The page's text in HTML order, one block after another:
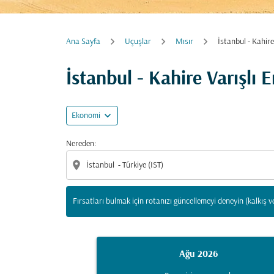
Ana Sayfa Uçuşlar Mısır İstanbul - Kahire
İstanbul - Kahire Varışlı
Ekonomi expand_more
Nereden:
location_on
Fırsatları bulmak için rotanızı güncellemeyi deneyin
Fırsatları bulmak için rotanızı güncellemeyi
Ağu 2026